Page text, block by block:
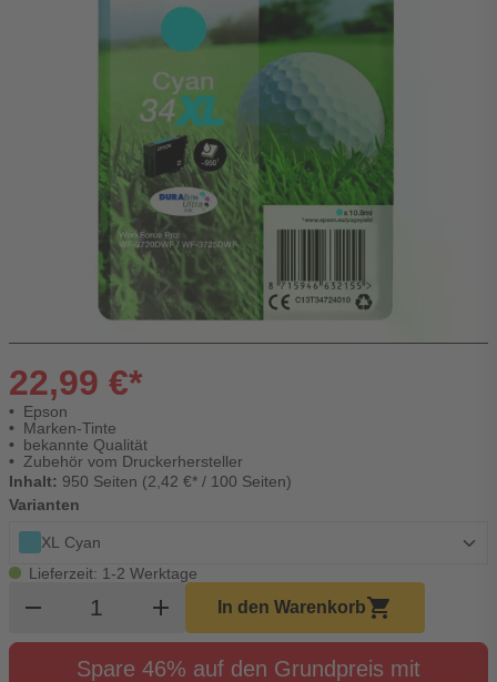
22,99 €*
Epson
Marken-Tinte
bekannte Qualität
Zubehör vom Druckerhersteller
Inhalt: 950 Seiten (2,42 €* / 100 Seiten)
Varianten
XL Cyan
Lieferzeit: 1-2 Werktage
remove Produkt Warenkorb Menge
add In den Warenkorbshopping_cart
Spare 46% auf den Grundpreis mit